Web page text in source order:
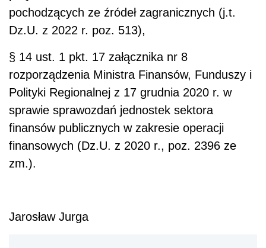
pochodzących ze źródeł zagranicznych (j.t.
Dz.U. z 2022 r. poz. 513),
§ 14 ust. 1 pkt. 17 załącznika nr 8
rozporządzenia Ministra Finansów, Funduszy i
Polityki Regionalnej z 17 grudnia 2020 r. w
sprawie sprawozdań jednostek sektora
finansów publicznych w zakresie operacji
finansowych (Dz.U. z 2020 r., poz. 2396 ze
zm.).
Jarosław Jurga